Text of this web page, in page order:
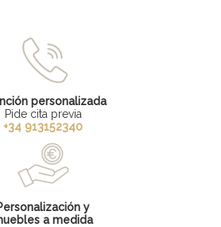
personalizada
Pide cita previa
+34 913152340
y
a medida